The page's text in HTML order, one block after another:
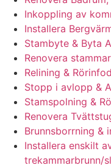
Inkoppling av
Installera
Stambyte & Byta
Renovera
Relining &
Stopp i avlopp &
Stamspolning &
Renovera
Brunnsborrning &
Installera enskilt
trekammarbrunn/